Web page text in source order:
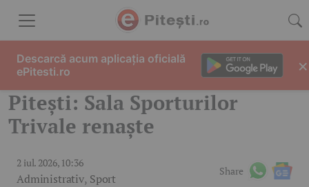
Pitești: Sala Sporturilor
Trivale renaște
2 iul. 2026, 10:36
Administrativ, Sport
Share
Descarcă acum aplicația oficială
ePitesti.ro
×